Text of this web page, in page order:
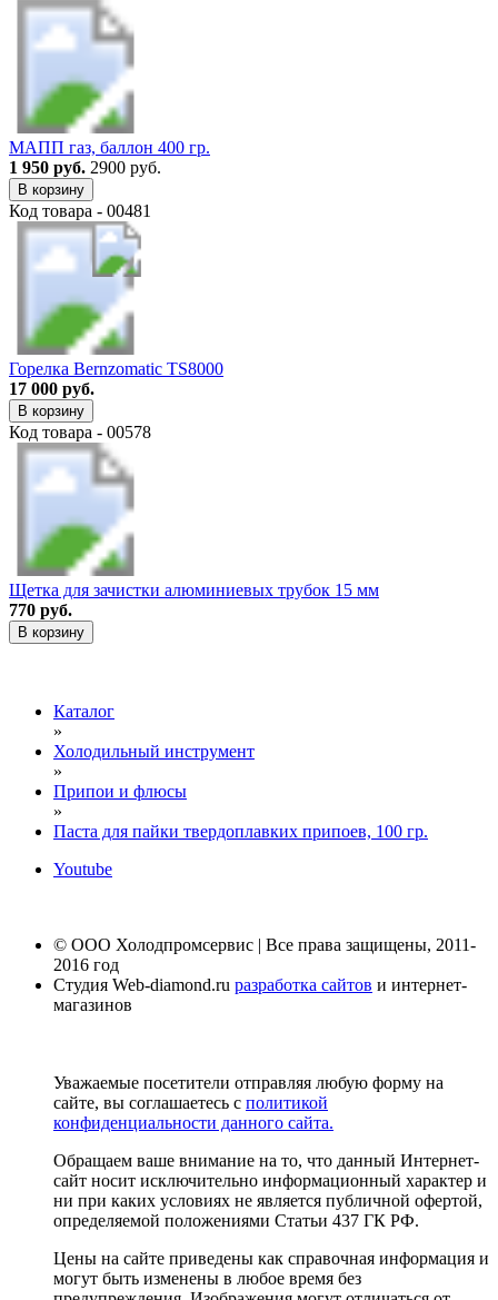
МАПП газ, баллон 400 гр.
1 950 руб. 2900 руб.
В корзину
Код товара - 00481
Горелка Bernzomatic TS8000
17 000 руб.
В корзину
Код товара - 00578
Щетка для зачистки алюминиевых трубок 15 мм
770 руб.
В корзину
Каталог
»
Холодильный инструмент
»
Припои и флюсы
»
Паста для пайки твердоплавких припоев, 100 гр.
Youtube
© ООО Холодпромсервис | Все права защищены, 2011-
2016 год
Студия Web-diamond.ru разработка сайтов и интернет-
магазинов
Уважаемые посетители отправляя любую форму на
сайте, вы соглашаетесь с политикой
конфиденциальности данного сайта.
Обращаем ваше внимание на то, что данный Интернет-
сайт носит исключительно информационный характер и
ни при каких условиях не является публичной офертой,
определяемой положениями Статьи 437 ГК РФ.
Цены на сайте приведены как справочная информация и
могут быть изменены в любое время без